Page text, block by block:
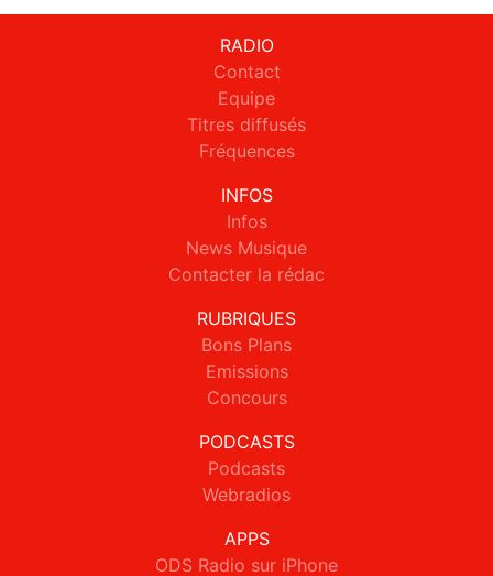
RADIO
Contact
Equipe
Titres diffusés
Fréquences
INFOS
Infos
News Musique
Contacter la rédac
RUBRIQUES
Bons Plans
Emissions
Concours
PODCASTS
Podcasts
Webradios
APPS
ODS Radio sur iPhone